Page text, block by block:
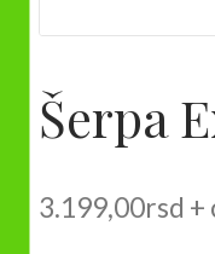
Šerpa
3.199,00rsd +